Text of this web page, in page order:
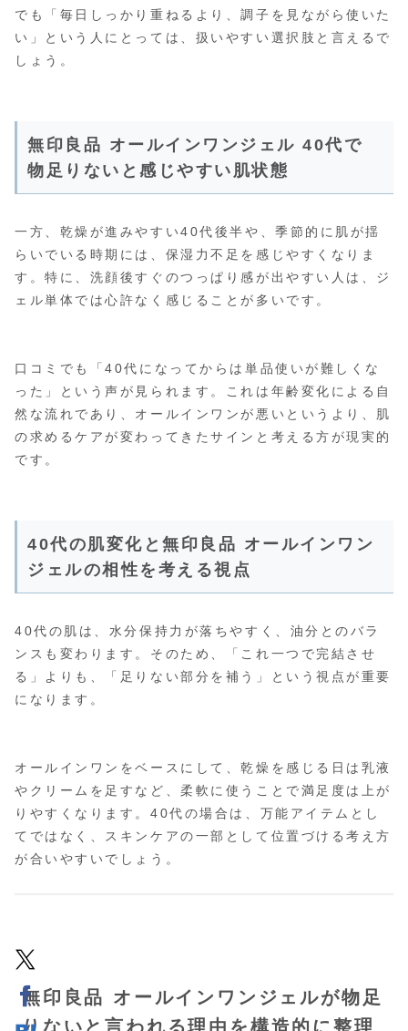
でも「毎日しっかり重ねるより、調子を見ながら使いた
い」という人にとっては、扱いやすい選択肢と言えるで
しょう。
無印良品 オールインワンジェル 40代で
物足りないと感じやすい肌状態
一方、乾燥が進みやすい40代後半や、季節的に肌が揺
らいでいる時期には、保湿力不足を感じやすくなりま
す。特に、洗顔後すぐのつっぱり感が出やすい人は、ジ
ェル単体では心許なく感じることが多いです。
口コミでも「40代になってからは単品使いが難しくな
った」という声が見られます。これは年齢変化による自
然な流れであり、オールインワンが悪いというより、肌
の求めるケアが変わってきたサインと考える方が現実的
です。
40代の肌変化と無印良品 オールインワン
ジェルの相性を考える視点
40代の肌は、水分保持力が落ちやすく、油分とのバラ
ンスも変わります。そのため、「これ一つで完結させ
る」よりも、「足りない部分を補う」という視点が重要
になります。
オールインワンをベースにして、乾燥を感じる日は乳液
やクリームを足すなど、柔軟に使うことで満足度は上が
りやすくなります。40代の場合は、万能アイテムとし
てではなく、スキンケアの一部として位置づける考え方
が合いやすいでしょう。
無印良品 オールインワンジェルが物足
りないと言われる理由を構造的に整理